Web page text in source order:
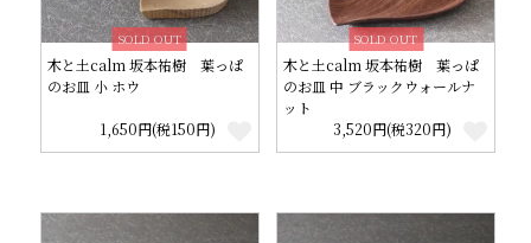
SOLD OUT
木と土calm 坂本祐樹 葉っぱ
のお皿 小 ホウ
1,650円(税150円)
SOLD OUT
木と土calm 坂本祐樹 葉っぱ
のお皿 中 ブラックウォールナ
ット
3,520円(税320円)